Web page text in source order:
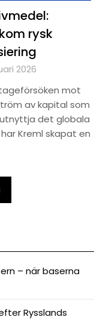
rysk
2026
mot
av kapital som
det globala
Kreml skapat en
– när baserna
Rysslands